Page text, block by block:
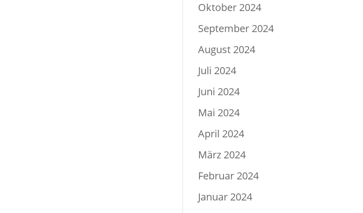
Oktober 2024
September 2024
August 2024
Juli 2024
Juni 2024
Mai 2024
April 2024
März 2024
Februar 2024
Januar 2024